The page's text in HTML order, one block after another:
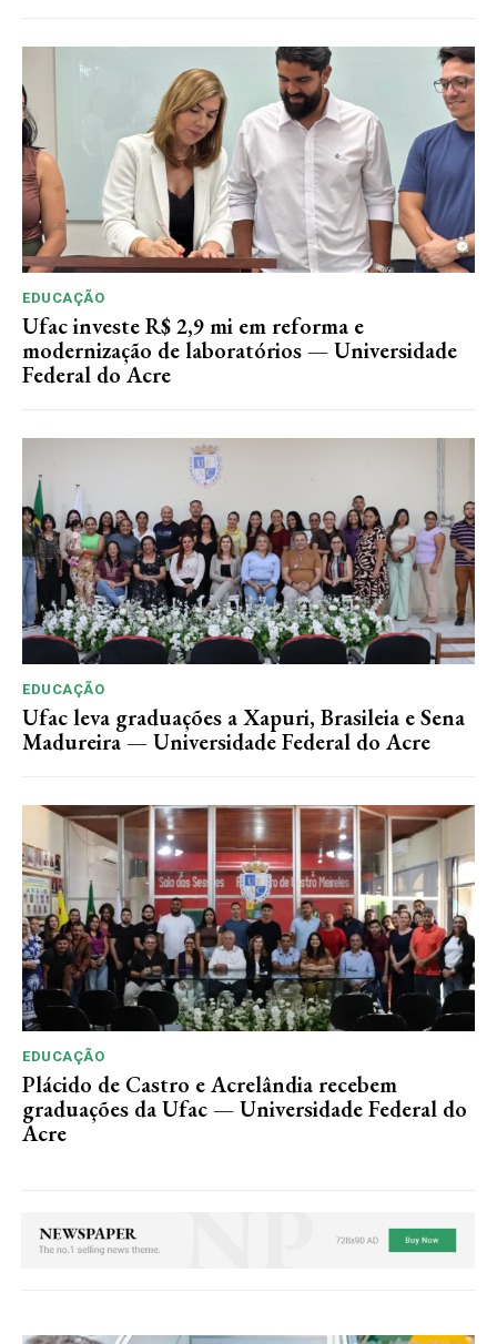
EDUCAÇÃO
Ufac investe R$ 2,9 mi em reforma e
modernização de laboratórios — Universidade
Federal do Acre
EDUCAÇÃO
Ufac leva graduações a Xapuri, Brasileia e Sena
Madureira — Universidade Federal do Acre
EDUCAÇÃO
Plácido de Castro e Acrelândia recebem
graduações da Ufac — Universidade Federal do
Acre